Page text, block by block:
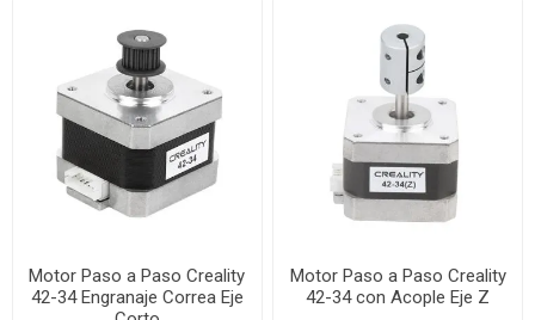
Motor Paso a Paso Creality
42-34 Engranaje Correa Eje
Motor Paso a Paso Creality
42-34 con Acople Eje Z